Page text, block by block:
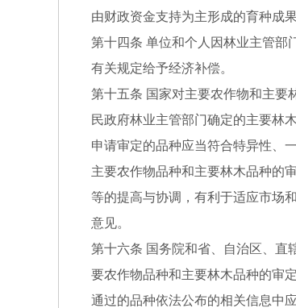
由财政资金支持为主形成的育种成
第十四条 单位和个人因林业主管部
有关规定给予经济补偿。
第十五条 国家对主要农作物和主要
民政府林业主管部门确定的主要林
申请审定的品种应当符合特异性、
主要农作物品种和主要林木品种的
等的提高与协调，有利于适应市场
意见。
第十六条 国务院和省、自治区、直
要农作物品种和主要林木品种的审
通过的品种依法公布的相关信息中